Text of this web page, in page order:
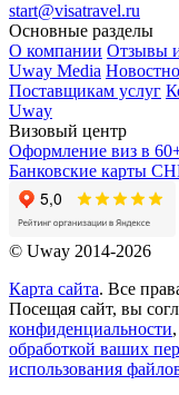
start@visatravel.ru
Основные разделы
О компании Отзывы
Uway Media
Поставщикам услуг
Uway
Визовый центр
Оформление виз в
Банковские карты
© Uway 2014-2026
Карта сайта. Все
Посещая сайт, вы
конфиденциальности,
обработкой ваших
использования